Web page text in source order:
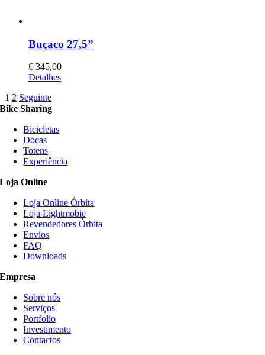
Buçaco 27,5”
€ 345,00
This
has
multiple
The
options
may
be
on
product
page
Detalhes
1 2 Seguinte
Bike Sharing
Bicicletas
Docas
Totens
Experiência
Loja Online
Loja Online Órbita
Loja Lightmobie
Revendedores Órbita
Envios
FAQ
Downloads
Empresa
Sobre nós
Serviços
Portfolio
Investimento
Contactos